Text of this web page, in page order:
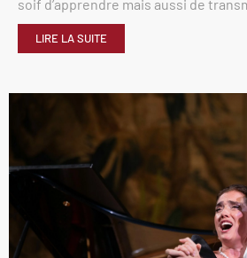
soif d’apprendre mais aussi de
LIRE LA SUITE